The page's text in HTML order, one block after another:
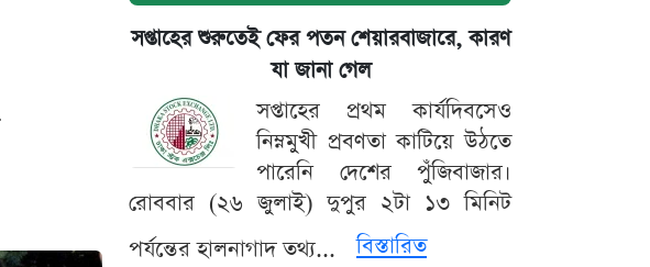
সপ্তাহের শুরুতেই ফের পতন শেয়ারবাজারে, কারণ
যা জানা গেল
সপ্তাহের প্রথম কার্যদিবসেও
নিম্নমুখী প্রবণতা কাটিয়ে উঠতে
পারেনি দেশের পুঁজিবাজার।
রোববার (২৬ জুলাই) দুপুর ২টা ১৩ মিনিট
পর্যন্তের হালনাগাদ তথ্য...
বিস্তারিত